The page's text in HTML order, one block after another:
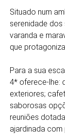
Situado num
serenidade
varanda e
que
Para a sua
4* oferece-lhe:
exteriores;
saborosas
reuniões
ajardinada